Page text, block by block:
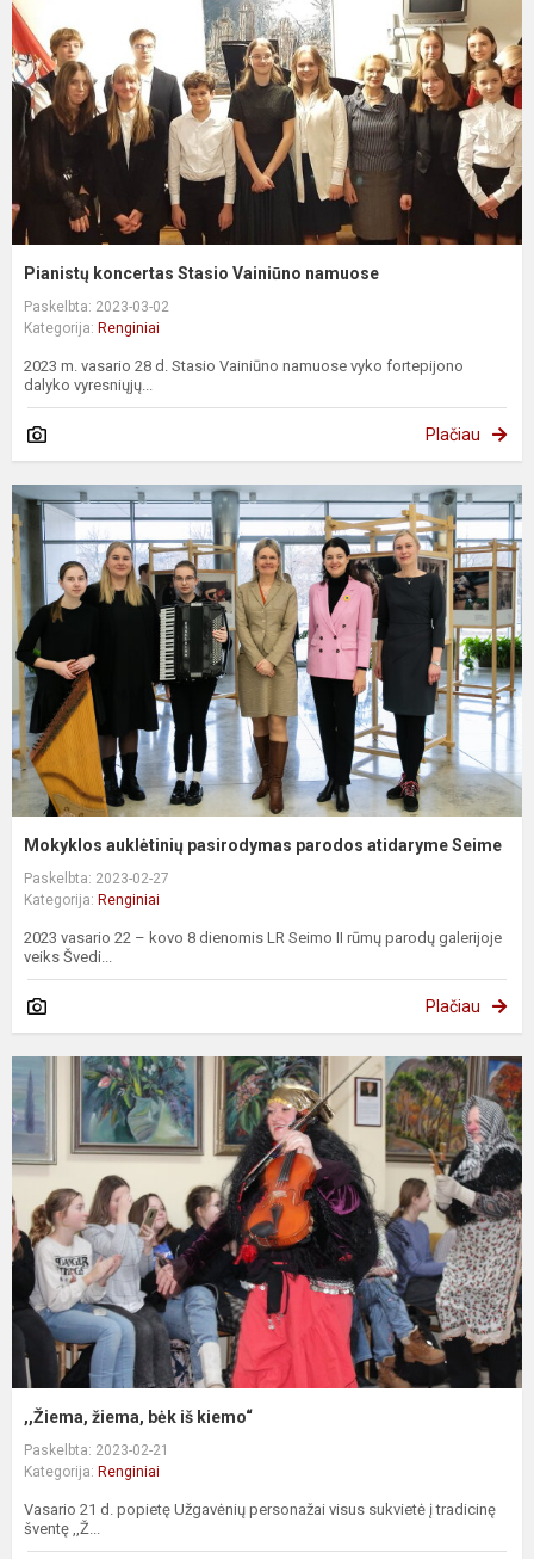
Pianistų koncertas Stasio Vainiūno namuose
Paskelbta: 2023-03-02
Kategorija: Renginiai
2023 m. vasario 28 d. Stasio Vainiūno namuose vyko fortepijono
dalyko vyresniųjų...
Plačiau
Mokyklos auklėtinių pasirodymas parodos atidaryme Seime
Paskelbta: 2023-02-27
Kategorija: Renginiai
2023 vasario 22 – kovo 8 dienomis LR Seimo II rūmų parodų galerijoje
veiks Švedi...
Plačiau
,,Žiema, žiema, bėk iš kiemo“
Paskelbta: 2023-02-21
Kategorija: Renginiai
Vasario 21 d. popietę Užgavėnių personažai visus sukvietė į tradicinę
šventę ,,Ž...